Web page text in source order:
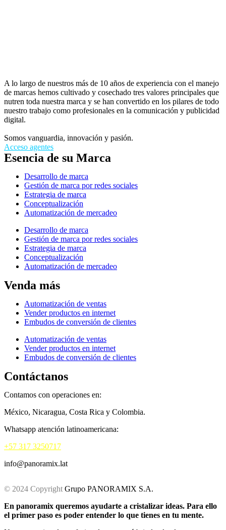
A lo largo de nuestros más de 10 años de experiencia con el manejo
de marcas hemos cultivado y cosechado tres valores principales que
nutren toda nuestra marca y se han convertido en los pilares de todo
nuestro trabajo como profesionales en la comunicación y publicidad
digital.
Somos vanguardia, innovación y pasión.
Acceso agentes
Esencia de su Marca
Desarrollo de marca
Gestión de marca por redes sociales
Estrategia de marca
Conceptualización
Automatización de mercadeo
Desarrollo de marca
Gestión de marca por redes sociales
Estrategia de marca
Conceptualización
Automatización de mercadeo
Venda más
Automatización de ventas
Vender productos en internet
Embudos de conversión de clientes
Automatización de ventas
Vender productos en internet
Embudos de conversión de clientes
Contáctanos
Contamos con operaciones en:
México, Nicaragua, Costa Rica y Colombia.
Whatsapp atención latinoamericana:
+57 317 3250717
info@panoramix.lat
© 2024 Copyright Grupo PANORAMIX S.A.
En panoramix queremos ayudarte a cristalizar ideas. Para ello
el primer paso es poder entender lo que tienes en tu mente.